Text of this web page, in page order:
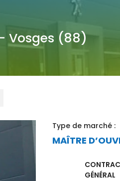
Vosges (88)
Type de marché :
MAÎTRE
GÉNÉRAL